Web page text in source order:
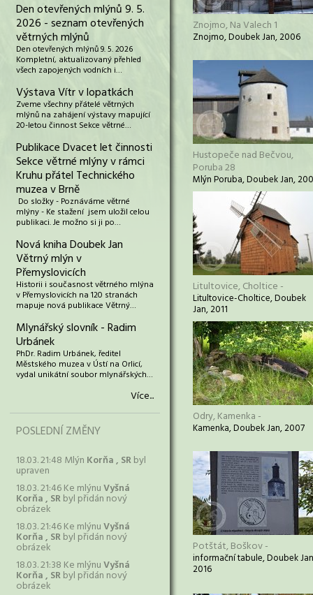
Den otevřených mlýnů 9. 5.
2026 - seznam otevřených
větrných mlýnů
Den otevřených mlýnů 9. 5. 2026
Kompletní, aktualizovaný přehled
všech zapojených vodních i…
Výstava Vítr v lopatkách
Zveme všechny přátelé větrných
mlýnů na zahájení výstavy mapující
20-letou činnost Sekce větrné…
Publikace Dvacet let činnosti
Sekce větrné mlýny v rámci
Kruhu přátel Technického
muzea v Brně
Do složky - Poznáváme větrné
mlýny - Ke stažení jsem uložil celou
publikaci. Je možno si ji po…
Nová kniha Doubek Jan
Větrný mlýn v
Přemyslovicích
Historii i současnost větrného mlýna
v Přemyslovicích na 120 stranách
mapuje nová publikace Větrný…
Mlynářský slovník - Radim
Urbánek
PhDr. Radim Urbánek, ředitel
Městského muzea v Ústí na Orlicí,
vydal unikátní soubor mlynářských…
Více...
POSLEDNÍ ZMĚNY
18.03. 21:48 Mlýn Korňa , SRbyl
upraven
18.03. 21:46 Ke mlýnuVyšná
Korňa , SRbyl přidán nový
obrázek
18.03. 21:46 Ke mlýnuVyšná
Korňa , SRbyl přidán nový
obrázek
18.03. 21:38 Ke mlýnuVyšná
Korňa , SRbyl přidán nový
obrázek
Znojmo, Na Valech 1
Znojmo, Doubek Jan, 2006
Hustopeče nad Bečvou,
Poruba 28
Mlýn Poruba, Doubek Jan,
Litultovice, Choltice -
Litultovice-Choltice, Doubek
Jan, 2011
Odry, Kamenka -
Kamenka, Doubek Jan, 2007
Potštát, Boškov -
informační tabule, Doubek
2016